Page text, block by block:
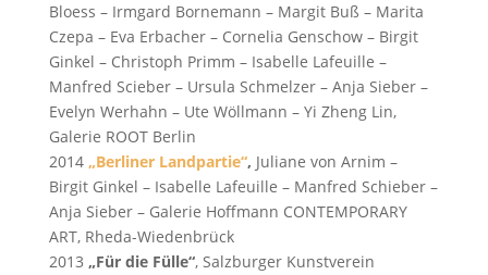
Bloess – Irmgard Bornemann – Margit Buß – Marita
Czepa – Eva Erbacher – Cornelia Genschow – Birgit
Ginkel – Christoph Primm – Isabelle Lafeuille –
Manfred Scieber – Ursula Schmelzer – Anja Sieber –
Evelyn Werhahn – Ute Wöllmann – Yi Zheng Lin,
Galerie ROOT Berlin
2014 „Berliner Landpartie“, Juliane von Arnim –
Birgit Ginkel – Isabelle Lafeuille – Manfred Schieber –
Anja Sieber – Galerie Hoffmann CONTEMPORARY
ART, Rheda-Wiedenbrück
2013 „Für die Fülle“, Salzburger Kunstverein